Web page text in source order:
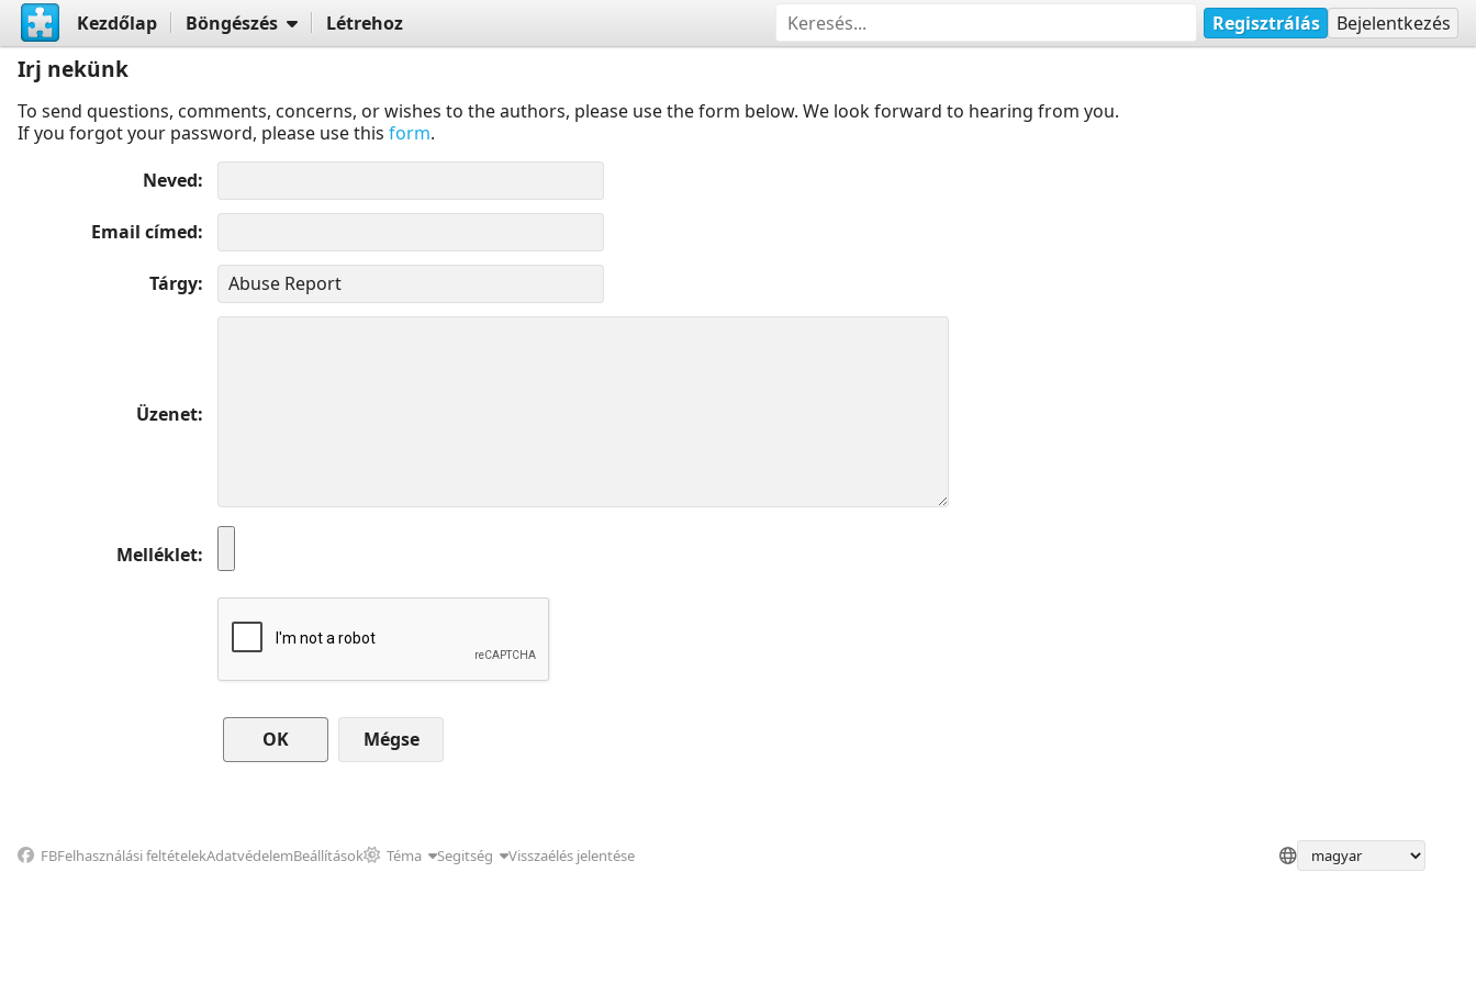
Kezdőlap Böngészés Létrehoz Regisztrálás Bejelentkezés
Irj nekünk
To send questions, comments, concerns, or wishes to the authors, please use the form below. We look forward to hearing from you.
If you forgot your password, please use this form.
Neved
Email címed
Tárgy
Üzenet
Melléklet
Mégse
FBFelhasználási feltételekAdatvédelemBeállítások Téma Segitség Visszaélés jelentése